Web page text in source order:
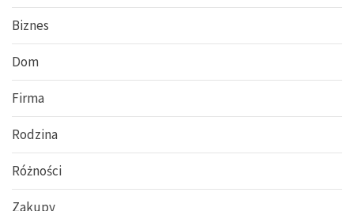
Biznes
Dom
Firma
Rodzina
Różności
Zakupy